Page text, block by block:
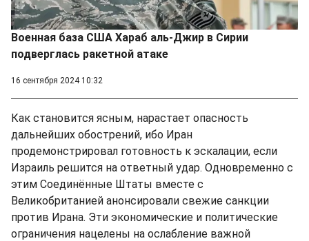
Военная база США Хараб аль-Джир в Сирии
подверглась ракетной атаке
16 сентября 2024 10:32
Как становится ясным, нарастает опасность
дальнейших обострений, ибо Иран
продемонстрировал готовность к эскалации, если
Израиль решится на ответный удар. Одновременно с
этим Соединённые Штаты вместе с
Великобританией анонсировали свежие санкции
против Ирана. Эти экономические и политические
ограничения нацелены на ослабление важной